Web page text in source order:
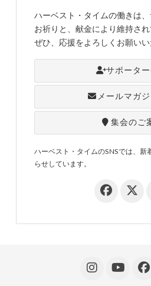
ハーベスト・タイムの働きは
お祈りと、献金により維持され
ぜひ、応援をよろしくお願いい
サポータ
メールマガ
集会のご
ハーベスト・タイムのSNSでは、新
らせしています。